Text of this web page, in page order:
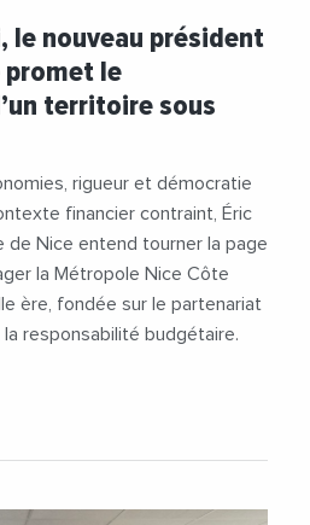
#Politique #Videos
le nouveau président
le
territoire sous
rigueur et démocratie
financier contraint, Éric
de Nice entend tourner la page
la Métropole Nice Côte
ère, fondée sur le partenariat
responsabilité budgétaire.